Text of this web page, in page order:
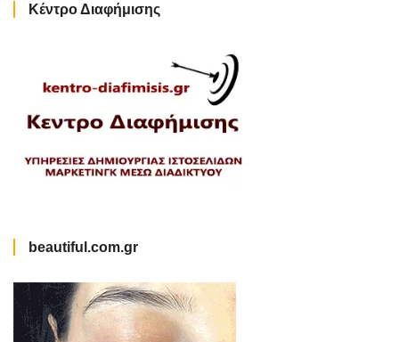
Κέντρο Διαφήμισης
beautiful.com.gr